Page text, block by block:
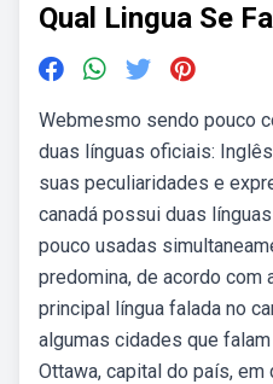
Qual Lingua Se
Webmesmo sendo pouco
duas línguas oficiais:
suas peculiaridades e
canadá possui duas
pouco usadas
predomina, de acordo com
principal língua falada no
algumas cidades que
Ottawa, capital do país, em